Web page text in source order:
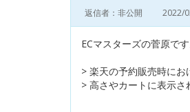
返信者：非公開 2022/
ECマスターズの菅原です
> 楽天の予約販売時にお
> 高さやカートに表示